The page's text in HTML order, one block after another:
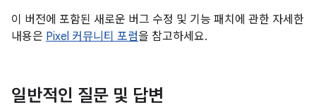
이 버전에 포함된 새로운 버그 수정 및 기능 패치에 관한 자세한
내용은 Pixel 커뮤니티 포럼을 참고하세요.
일반적인 질문 및 답변